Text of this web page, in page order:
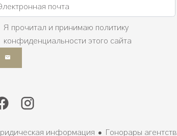
Я прочитал и принимаю политику
конфиденциальности этого сайта
информация Гонорары агентств